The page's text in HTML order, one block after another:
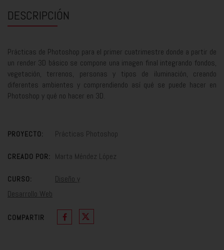
DESCRIPCIÓN
Prácticas de Photoshop para el primer cuatrimestre donde a partir de
un render 3D básico se compone una imagen final integrando fondos,
vegetación, terrenos, personas y tipos de iluminación, creando
diferentes ambientes y comprendiendo así qué se puede hacer en
Photoshop y qué no hacer en 3D.
PROYECTO: Prácticas Photoshop
CREADO POR: Marta Méndez López
CURSO:
Diseño y
Desarrollo Web
COMPARTIR